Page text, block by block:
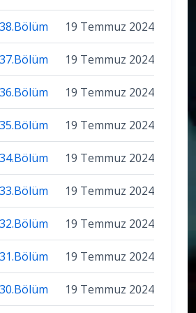
38.Bölüm 19 Temmuz 2024
37.Bölüm 19 Temmuz 2024
36.Bölüm 19 Temmuz 2024
35.Bölüm 19 Temmuz 2024
34.Bölüm 19 Temmuz 2024
33.Bölüm 19 Temmuz 2024
32.Bölüm 19 Temmuz 2024
31.Bölüm 19 Temmuz 2024
30.Bölüm 19 Temmuz 2024